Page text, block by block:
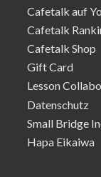
Cafetalk auf
Cafetalk
Cafetalk Shop
Gift Card
Lesson
Datenschutz
Small Bridge
Hapa Eikaiwa